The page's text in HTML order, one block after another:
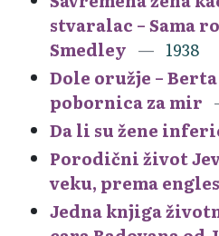
stvaralac – Sama
Smedley
1938
Dole oružje –
pobornica za mir
Da li su žene
Porodični život
veku, prema
Jedna knjiga